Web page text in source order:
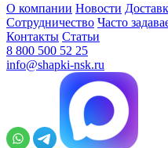
О компании Новости
Сотрудничество Часто
Контакты Статьи
8 800 500 52 25
info@shapki-nsk.ru